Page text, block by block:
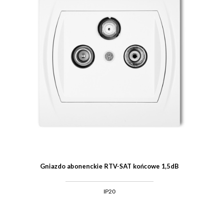
Gniazdo abonenckie RTV-SAT końcowe 1,5dB
IP20